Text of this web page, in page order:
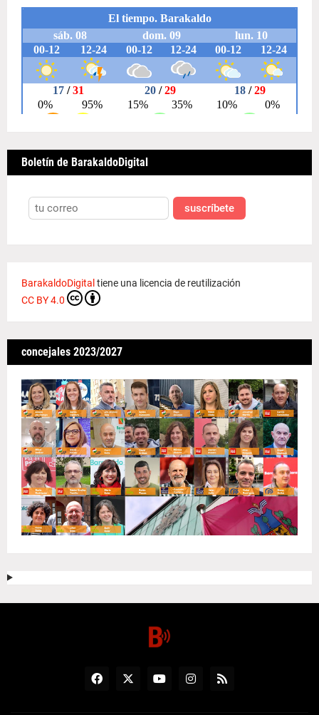
Boletín de BarakaldoDigital
suscríbete
BarakaldoDigital tiene una licencia de reutilización
CC BY 4.0
concejales 2023/2027